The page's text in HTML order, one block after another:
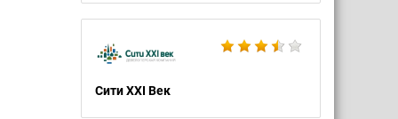
Сити XXI Век